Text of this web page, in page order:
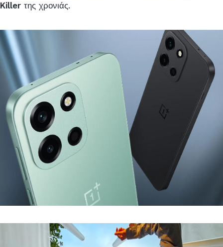
Killer της χρονιάς.